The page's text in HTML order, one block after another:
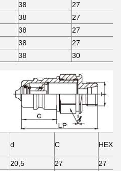
38
27
38
27
38
27
38
27
38
30
d C HEX1
20,5 27 27